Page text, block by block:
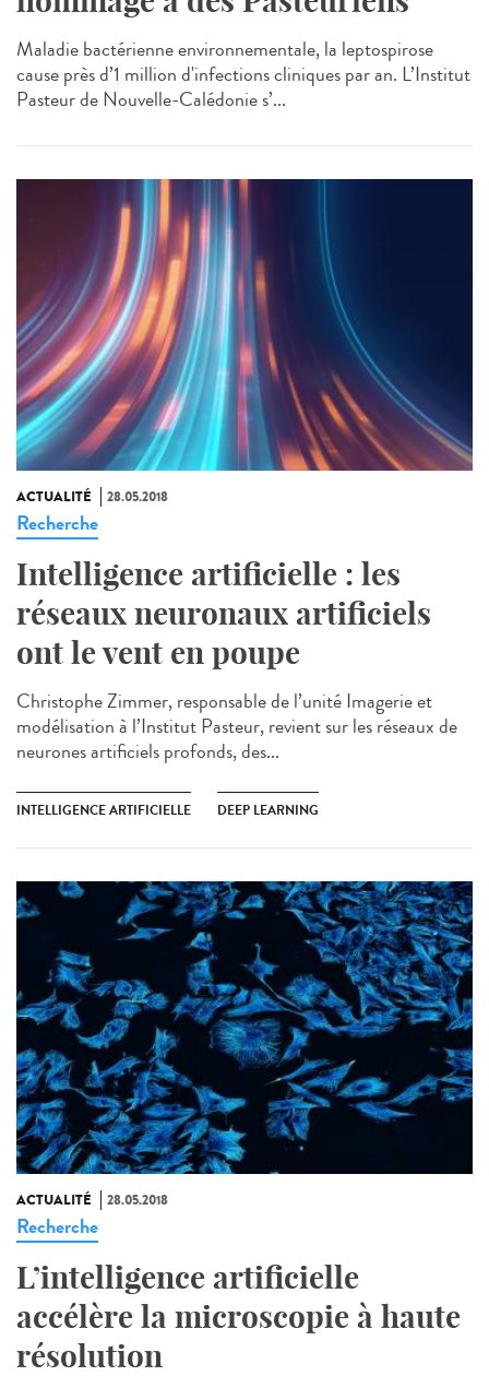
Maladie bactérienne environnementale, la leptospirose
cause près d’1 million d'infections cliniques par an. L’Institut
Pasteur de Nouvelle-Calédonie s’...
ACTUALITÉ 28.05.2018
Recherche
Intelligence artificielle : les
réseaux neuronaux artificiels
ont le vent en poupe
Christophe Zimmer, responsable de l’unité Imagerie et
modélisation à l’Institut Pasteur, revient sur les réseaux de
neurones artificiels profonds, des...
INTELLIGENCE ARTIFICIELLE DEEP LEARNING
ACTUALITÉ 28.05.2018
Recherche
L’intelligence artificielle
accélère la microscopie à haute
résolution